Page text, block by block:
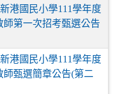
港國民小學111學年度
第一次招考甄選公告
港國民小學111學年度
甄選簡章公告(第二